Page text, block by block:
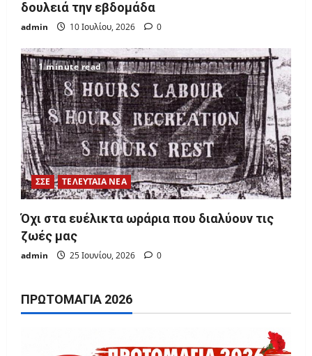
δουλειά την εβδομάδα
admin 10 Ιουλίου, 2026 0
1 minute read
ΣΣΕ ΤΕΛΕΥΤΑΙΑ ΝΕΑ
Όχι στα ευέλικτα ωράρια που διαλύουν τις
ζωές μας
admin 25 Ιουνίου, 2026 0
ΠΡΩΤΟΜΑΓΙΆ 2026